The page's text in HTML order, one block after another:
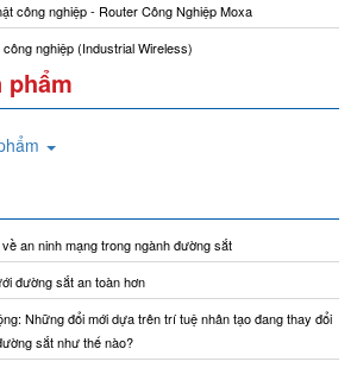
công nghiệp - Router Công Nghiệp Moxa
nghiệp (Industrial Wireless)
phẩm
an ninh mạng trong ngành đường sắt
đường sắt an toàn hơn
Những đổi mới dựa trên trí tuệ nhân tạo đang thay đổi
sắt như thế nào?